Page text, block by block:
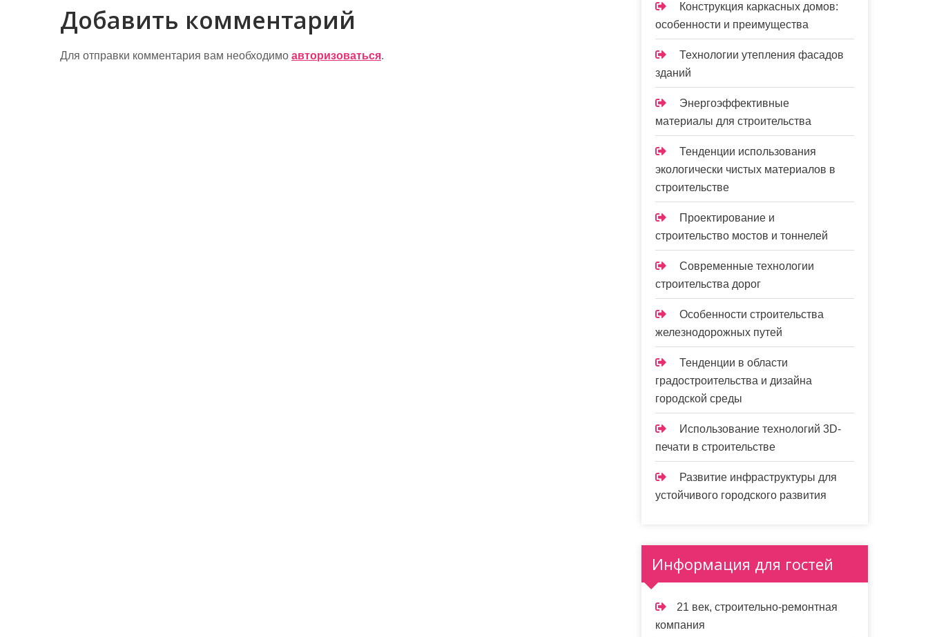
Добавить комментарий
Для отправки комментария вам необходимо авторизоваться.
Конструкция каркасных домов:
особенности и преимущества
Технологии утепления фасадов
зданий
Энергоэффективные
материалы для строительства
Тенденции использования
экологически чистых материалов в
строительстве
Проектирование и
строительство мостов и тоннелей
Современные технологии
строительства дорог
Особенности строительства
железнодорожных путей
Тенденции в области
градостроительства и дизайна
городской среды
Использование технологий 3D-
печати в строительстве
Развитие инфраструктуры для
устойчивого городского развития
Информация для гостей
21 век, строительно-ремонтная
компания